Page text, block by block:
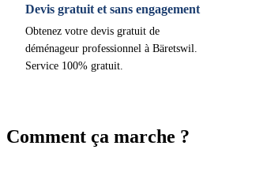
Devis gratuit et sans engagement
Obtenez votre devis gratuit de
déménageur professionnel à Bäretswil.
Service 100% gratuit.
Comment ça marche ?